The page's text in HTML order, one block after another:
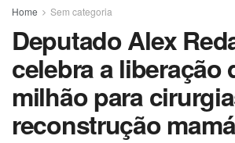
Home Sem categoria
Deputado Alex
celebra a liberação
milhão para
reconstrução